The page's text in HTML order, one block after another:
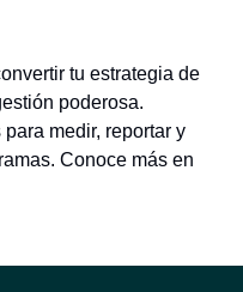
tu estrategia de
poderosa.
medir, reportar y
Conoce más en